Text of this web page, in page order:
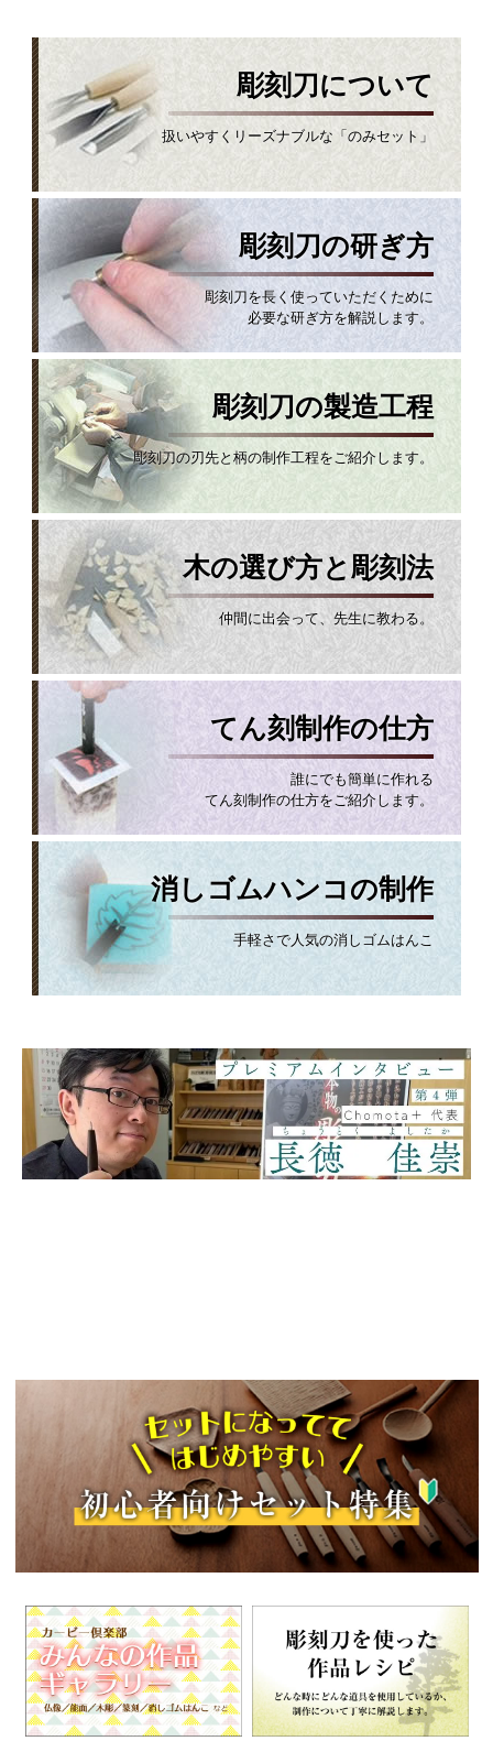
彫刻刀について
扱いやすくリーズナブルな「のみセット」
彫刻刀の研ぎ方
彫刻刀を長く使っていただくために
必要な研ぎ方を解説します。
彫刻刀の製造工程
彫刻刀の刃先と柄の制作工程をご紹介します。
木の選び方と彫刻法
仲間に出会って、先生に教わる。
てん刻制作の仕方
誰にでも簡単に作れる
てん刻制作の仕方をご紹介します。
消しゴムハンコの制作
手軽さで人気の消しゴムはんこ